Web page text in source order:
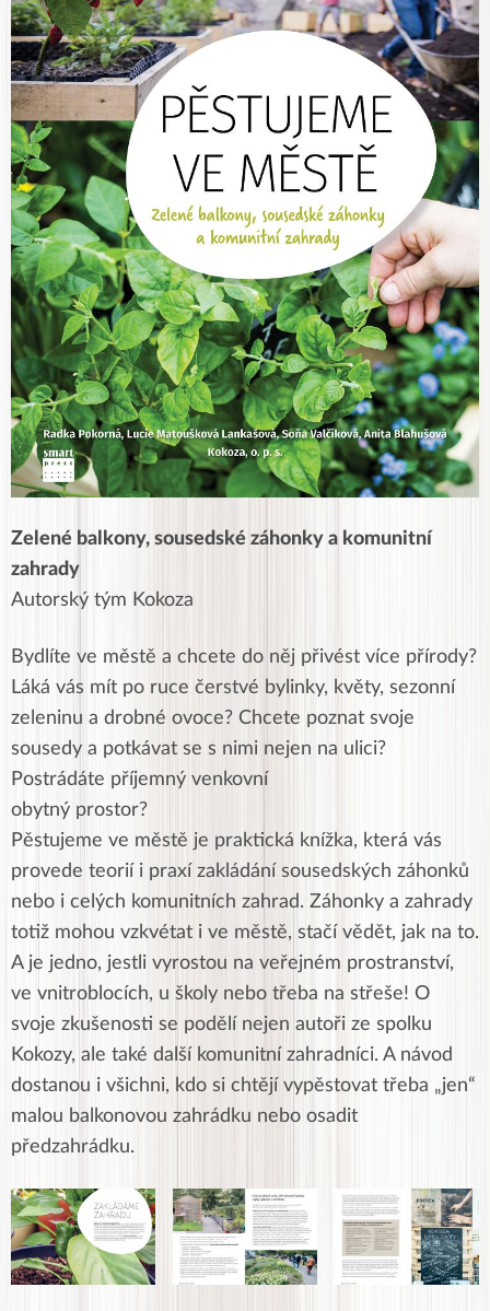
Zelené balkony, sousedské záhonky a komunitní
zahrady
Autorský tým Kokoza
Bydlíte ve městě a chcete do něj přivést více přírody?
Láká vás mít po ruce čerstvé bylinky, květy, sezonní
zeleninu a drobné ovoce? Chcete poznat svoje
sousedy a potkávat se s nimi nejen na ulici?
Postrádáte příjemný venkovní
obytný prostor?
Pěstujeme ve městě je praktická knížka, která vás
provede teorií i praxí zakládání sousedských záhonků
nebo i celých komunitních zahrad. Záhonky a zahrady
totiž mohou vzkvétat i ve městě, stačí vědět, jak na to.
A je jedno, jestli vyrostou na veřejném prostranství,
ve vnitroblocích, u školy nebo třeba na střeše! O
svoje zkušenosti se podělí nejen autoři ze spolku
Kokozy, ale také další komunitní zahradníci. A návod
dostanou i všichni, kdo si chtějí vypěstovat třeba „jen“
malou balkonovou zahrádku nebo osadit
předzahrádku.